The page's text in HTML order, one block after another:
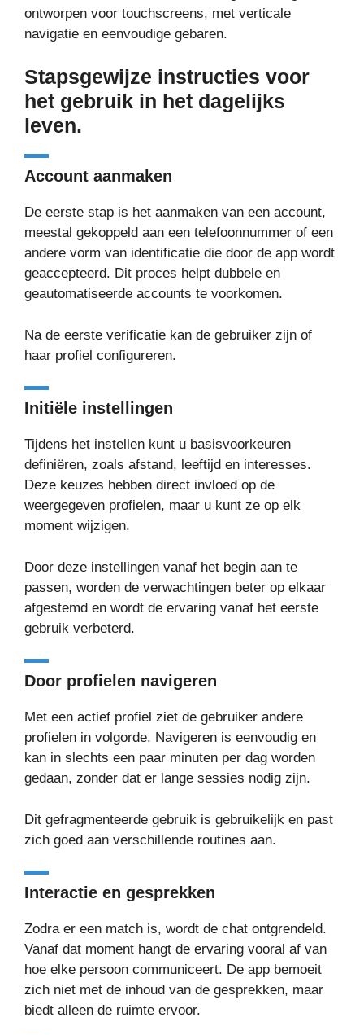
ontworpen voor touchscreens, met verticale
navigatie en eenvoudige gebaren.
Stapsgewijze instructies voor
het gebruik in het dagelijks
leven.
Account aanmaken
De eerste stap is het aanmaken van een account,
meestal gekoppeld aan een telefoonnummer of een
andere vorm van identificatie die door de app wordt
geaccepteerd. Dit proces helpt dubbele en
geautomatiseerde accounts te voorkomen.
Na de eerste verificatie kan de gebruiker zijn of
haar profiel configureren.
Initiële instellingen
Tijdens het instellen kunt u basisvoorkeuren
definiëren, zoals afstand, leeftijd en interesses.
Deze keuzes hebben direct invloed op de
weergegeven profielen, maar u kunt ze op elk
moment wijzigen.
Door deze instellingen vanaf het begin aan te
passen, worden de verwachtingen beter op elkaar
afgestemd en wordt de ervaring vanaf het eerste
gebruik verbeterd.
Door profielen navigeren
Met een actief profiel ziet de gebruiker andere
profielen in volgorde. Navigeren is eenvoudig en
kan in slechts een paar minuten per dag worden
gedaan, zonder dat er lange sessies nodig zijn.
Dit gefragmenteerde gebruik is gebruikelijk en past
zich goed aan verschillende routines aan.
Interactie en gesprekken
Zodra er een match is, wordt de chat ontgrendeld.
Vanaf dat moment hangt de ervaring vooral af van
hoe elke persoon communiceert. De app bemoeit
zich niet met de inhoud van de gesprekken, maar
biedt alleen de ruimte ervoor.